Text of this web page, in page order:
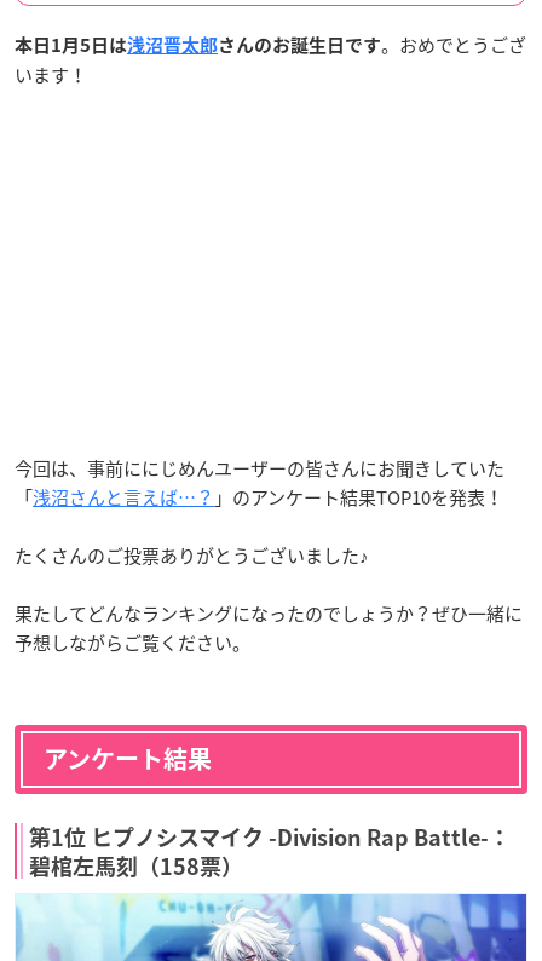
本日1月5日は浅沼晋太郎さんのお誕生日です。おめでとうござ
います！
今回は、事前ににじめんユーザーの皆さんにお聞きしていた
「浅沼さんと言えば…？ 」のアンケート結果TOP10を発表！
たくさんのご投票ありがとうございました♪
果たしてどんなランキングになったのでしょうか？ぜひ一緒に
予想しながらご覧ください。
アンケート結果
第1位 ヒプノシスマイク -Division Rap Battle-：
碧棺左馬刻（158票）